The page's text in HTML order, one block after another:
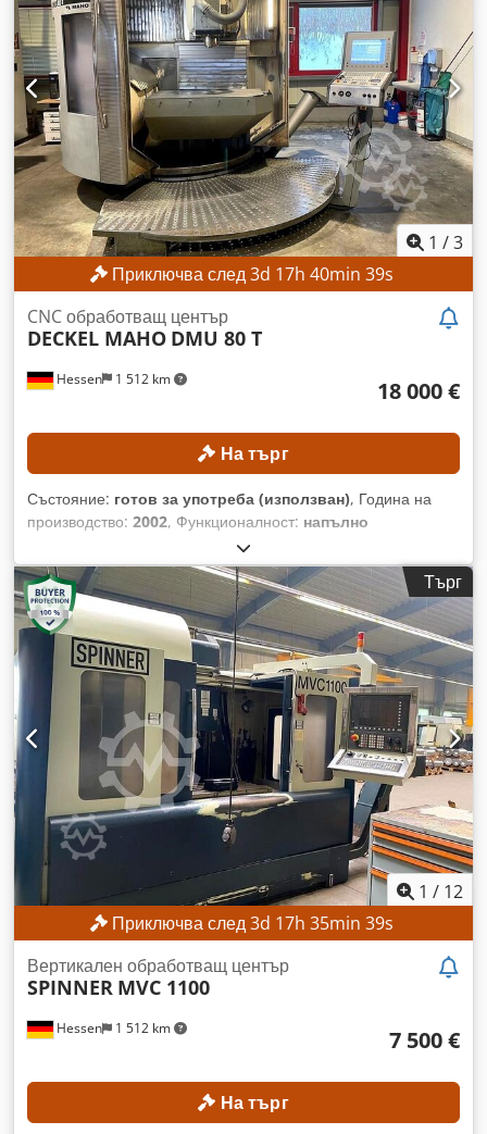
предложена цена! ТЕХНИЧЕСКИ ДАННИ Ход на оста X: 630
мм Dcedezpxdwjpfx Alxsk Ход на оста Y: 560 мм Ход на
оста Z: 560 мм Брой места за инструменти в магазина: 24
Тип на държача за инструменти: SK 40 Обхват на въртене
на оста C: 360° Размери на работната повърхност на
масата: 600 x 1000 мм Диаметър на масата: 600 мм
Максимално натоварване на масата: 350 кг Тегло на
масата: 800 кг Брой T-образни канали: 8 / 1 Ширина на T-
образните канали: 14 H12 / 14 H7 Разстояние между T-
образните канали: 63 мм ДЕТАЙЛИ ЗА МАШИНАТА Брой
оси: 5 (3+2) ОБОРУДВАНЕ Управляема NC въртяща се
фрезова глава (ос B) NC въртяща се маса, интегрирана в
неподвижната маса (ос C)
1 /3
Приключва след3d 17h 40min 37s
Hessen 1 512 km
CNC обработващ център
DECKEL MAHO DMU 80 T
18 000 €
На търг
Състояние: готов за употреба (използван), Година на
производство: 2002, Функционалност: напълно
, разстояние на движение по ост X:
ход по оста Y:630 мм, ход по оста Z:630 мм, модел на
контролер:Heidenhain iTNC 530, максимална скорост на
вретеното:12 000 об/мин, Без минимална цена –
гарантирана продажба на най-високата предложена цена!
Шпинделът е сменен на 14.11.2018 г. ТЕХНИЧЕСКИ
ДАННИ Ход на оста X: 880 мм Ход на оста Y: 630 мм Ход на
оста Z: 630 мм Скорост на шпиндела: 12 000 об./мин.
Управляема ос B: от -15° до +90° Dsdpozpw Iusfx Alxock
Инструментален конус: SK 40 Брой места в
инструменталния магазин: 32 ДЕТАЙЛИ ЗА МАШИНАТА
Управление: Heidenhain iTNC 530 Натрупани работни
часове на шпиндела: 50 033 ч. ОБОРУДВАНЕ Система за
охлаждане
Търг
1 / 12
Приключва след3d 17h 35min 37s
Hessen 1 512 km
Вертикален обработващ център
SPINNER MVC 1100
7 500 €
На търг